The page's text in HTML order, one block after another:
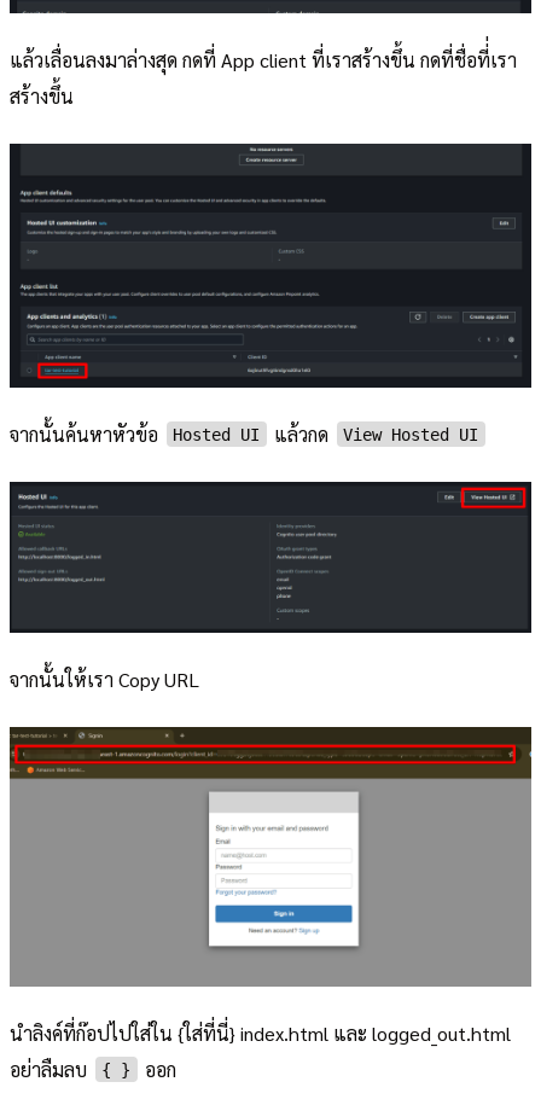
แล้วเลื่อนลงมาล่างสุด กดที่ App client ที่เราสร้างขึ้น กดที่ชื่อที่่เรา
สร้างขึ้น
จากนั้นค้นหาหัวข้อ Hosted UI แล้วกด View Hosted UI
จากนั้นให้เรา Copy URL
นำลิงค์ที่ก๊อปไปใส่ใน {ใส่ที่นี่} index.html และ logged_out.html
อย่าลืมลบ
{ } ออก